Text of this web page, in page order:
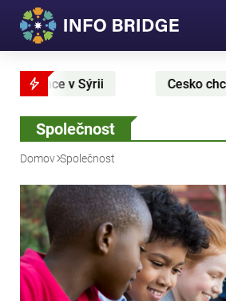
Cesko chce nakupovat 1,5 miliardy
Společnost
Domov Společnost